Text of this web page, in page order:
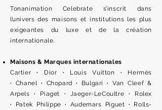
Tonanimation Celebrate s’inscrit dans
l’univers des maisons et institutions les plus
exigeantes du luxe et de la création
internationale.
Maisons & Marques internationales
Cartier· Dior · Louis Vuitton · Hermès
· Chanel · Chopard · Bulgari·Van Cleef &
Arpels· Piaget · Jaeger-LeCoultre · Rolex
· Patek Philippe · Audemars Piguet · Rolls-